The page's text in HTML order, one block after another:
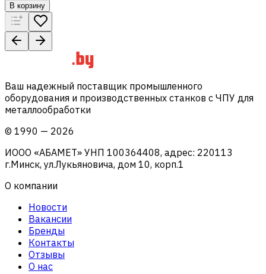
В корзину
Ваш надежный поставщик промышленного
оборудования и производственных станков с ЧПУ для
металлообработки
© 1990 — 2026
ИООО «АБАМЕТ» УНП 100364408, адрес: 220113
г.Минск, ул.Лукьяновича, дом 10, корп.1
О компании
Новости
Вакансии
Бренды
Контакты
Отзывы
О нас